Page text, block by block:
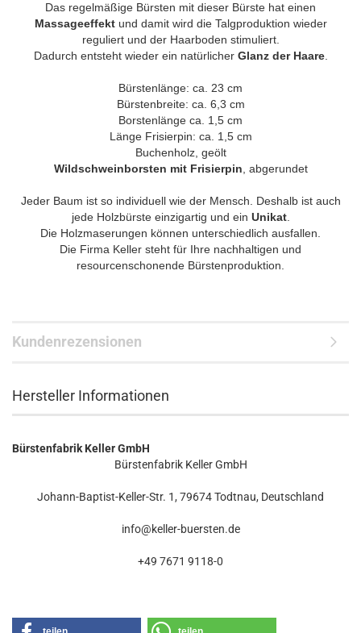
Das regelmäßige Bürsten mit dieser Bürste hat einen
Massageeffekt und damit wird die Talgproduktion wieder
reguliert und der Haarboden stimuliert.
Dadurch entsteht wieder ein natürlicher Glanz der Haare.
Bürstenlänge: ca. 23 cm
Bürstenbreite: ca. 6,3 cm
Borstenlänge ca. 1,5 cm
Länge Frisierpin: ca. 1,5 cm
Buchenholz, geölt
Wildschweinborsten mit Frisierpin , abgerundet
Jeder Baum ist so individuell wie der Mensch. Deshalb ist auch
jede Holzbürste einzigartig und ein Unikat.
Die Holzmaserungen können unterschiedlich ausfallen.
Die Firma Keller steht für Ihre nachhaltigen und
resourcenschonende Bürstenproduktion.
Kundenrezensionen
Hersteller Informationen
Bürstenfabrik Keller GmbH
Bürstenfabrik Keller GmbH
Johann-Baptist-Keller-Str. 1, 79674 Todtnau, Deutschland
info@keller-buersten.de
+49 7671 9118-0